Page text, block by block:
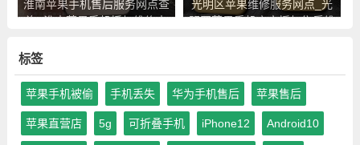
淮南苹果手机售后服务网点查
询_淮南苹果手机授权维修中
光明区苹果维修服务网点_光
明区苹果手机官方授权售后维
标签
苹果手机被偷 手机丢失 华为手机售后 苹果售后
苹果直营店 5g 可折叠手机 iPhone12 Android10